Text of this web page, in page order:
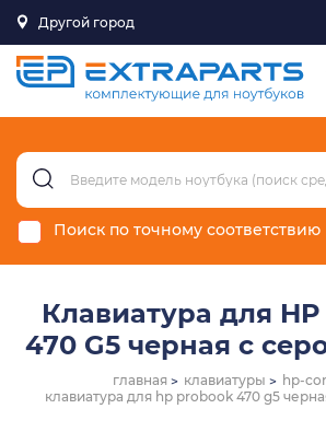
Другой город
Поиск по точному соответствию
Клавиатура для
470 G5 черная с
главная клавиатуры
hp-
клавиатура для hp probook 470 g5